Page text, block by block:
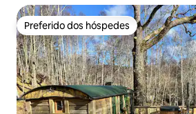
Preferido dos hóspedes
Preferido dos hóspedes